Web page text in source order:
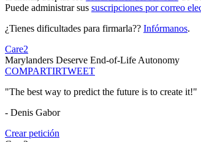
Puede administrar sus suscripciones por correo
¿Tienes dificultades para firmarla?? Infórmanos.
Care2
Marylanders Deserve End-of-Life Autonomy
COMPARTIRTWEET
"The best way to predict the future is to create it!"
- Denis Gabor
Crear petición